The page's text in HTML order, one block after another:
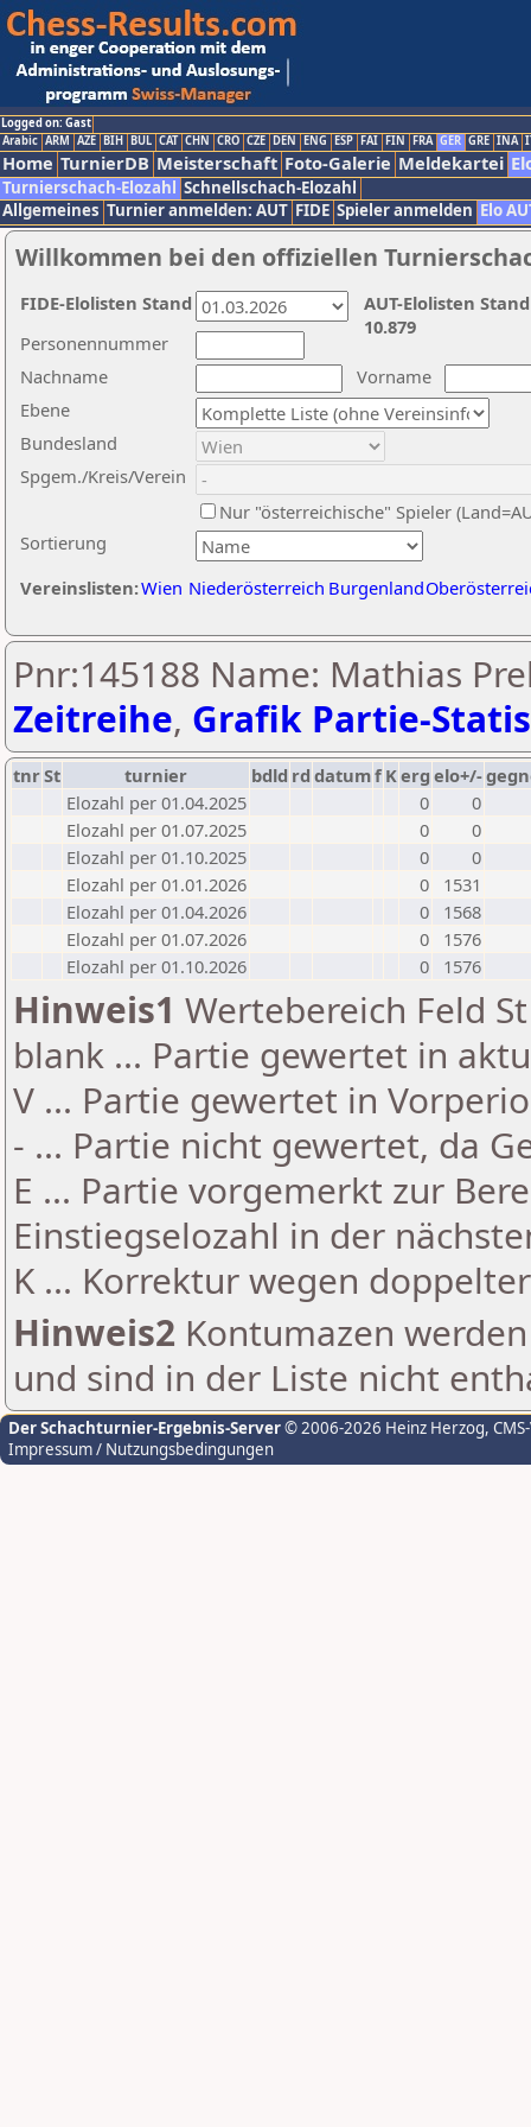
Logged on: Gast
Arabic ARM AZE BIH BUL CAT CHN CRO CZE DEN ENG ESP FAI FIN FRA GER GRE INA
Home TurnierDB Meisterschaft Foto-Galerie Meldekartei
Turnierschach-Elozahl Schnellschach-Elozahl
Allgemeines Turnier anmelden: AUT FIDE Spieler anmelden Elo
Willkommen bei den offiziellen
Nachname
Vorname
Ebene
Sortierung
Personennummer
Bundesland
Spgem./Kreis/Verein
Nur "österreichische" Spieler
Vereinslisten:Wien Niederösterreich Burgenland
AUT-Elolisten
10.879
FIDE-Elolisten Stand
Pnr:145188 Name: Mathias
Zeitreihe, Grafik Partie-
tnrSt turnier bdld rd datumf Kerg elo+/-
Elozahl per 01.04.2025
0
0
Elozahl per 01.07.2025
0
0
Elozahl per 01.10.2025
0
0
Elozahl per 01.01.2026
0
1531
Elozahl per 01.04.2026
0
1568
Elozahl per 01.07.2026
0
1576
Elozahl per 01.10.2026
0 1576
Hinweis1 Wertebereich Feld
blank ... Partie gewertet in
V ... Partie gewertet in
- ... Partie nicht gewertet, da
E ... Partie vorgemerkt zur
Einstiegselozahl in der
K ... Korrektur wegen
Hinweis2 Kontumazen
und sind in der Liste nicht
Der Schachturnier-Ergebnis-Server© 2006-2026 Heinz Herzog,
Impressum / Nutzungsbedingungen